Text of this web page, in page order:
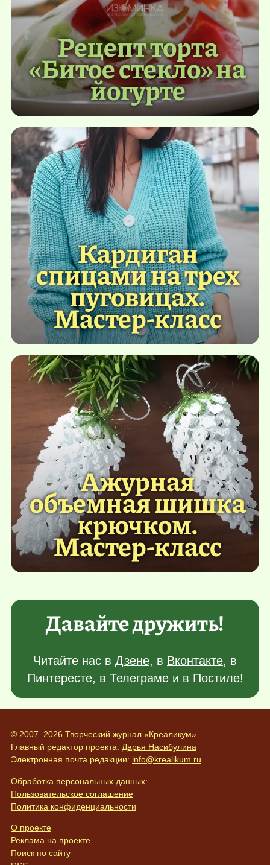
Рецепт торта
«Битое стекло» на
йогурте
Кардиган
спицами на трех
пуговицах.
Мастер-класс
Ажурная
объемная шишка
крючком.
Мастер-класс
Давайте дружить!
Читайте нас в Дзене, в Вконтакте, в
Пинтересте, в Телеграмеи в Постиле!
© 2007–2026 Творческий журнал «Креаликум»
Главный редактор проекта: Дарья Насибулина
Электронная почта редакции: info@krealikum.ru
Обработка персональных данных:
Пользовательское соглашение
Политика конфиденциальности
О проекте
Реклама на проекте
Поиск по сайту